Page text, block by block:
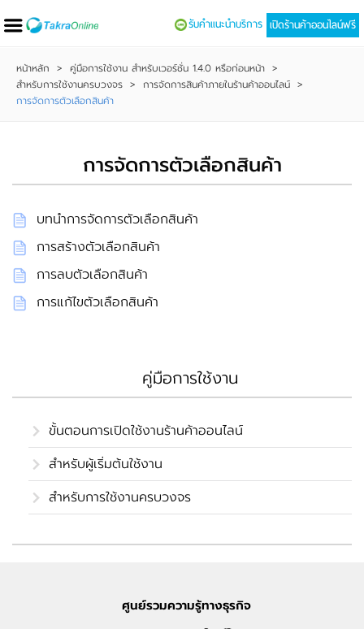
เปิดร้านค้าออนไลน์ฟรี
รับคำแนะนำบริการ
หน้าหลัก > คู่มือการใช้งาน สำหรับเวอร์ชั่น 1.4.0 หรือก่อนหน้า >
สำหรับการใช้งานครบวงจร > การจัดการสินค้าภายในร้านค้าออนไลน์ >
การจัดการตัวเลือกสินค้า
การจัดการตัวเลือกสินค้า
บทนำการจัดการตัวเลือกสินค้า
การสร้างตัวเลือกสินค้า
การลบตัวเลือกสินค้า
การแก้ไขตัวเลือกสินค้า
คู่มือการใช้งาน
ขั้นตอนการเปิดใช้งานร้านค้าออนไลน์
สำหรับผู้เริ่มต้นใช้งาน
สำหรับการใช้งานครบวงจร
ศูนย์รวมความรู้ทางธุรกิจ